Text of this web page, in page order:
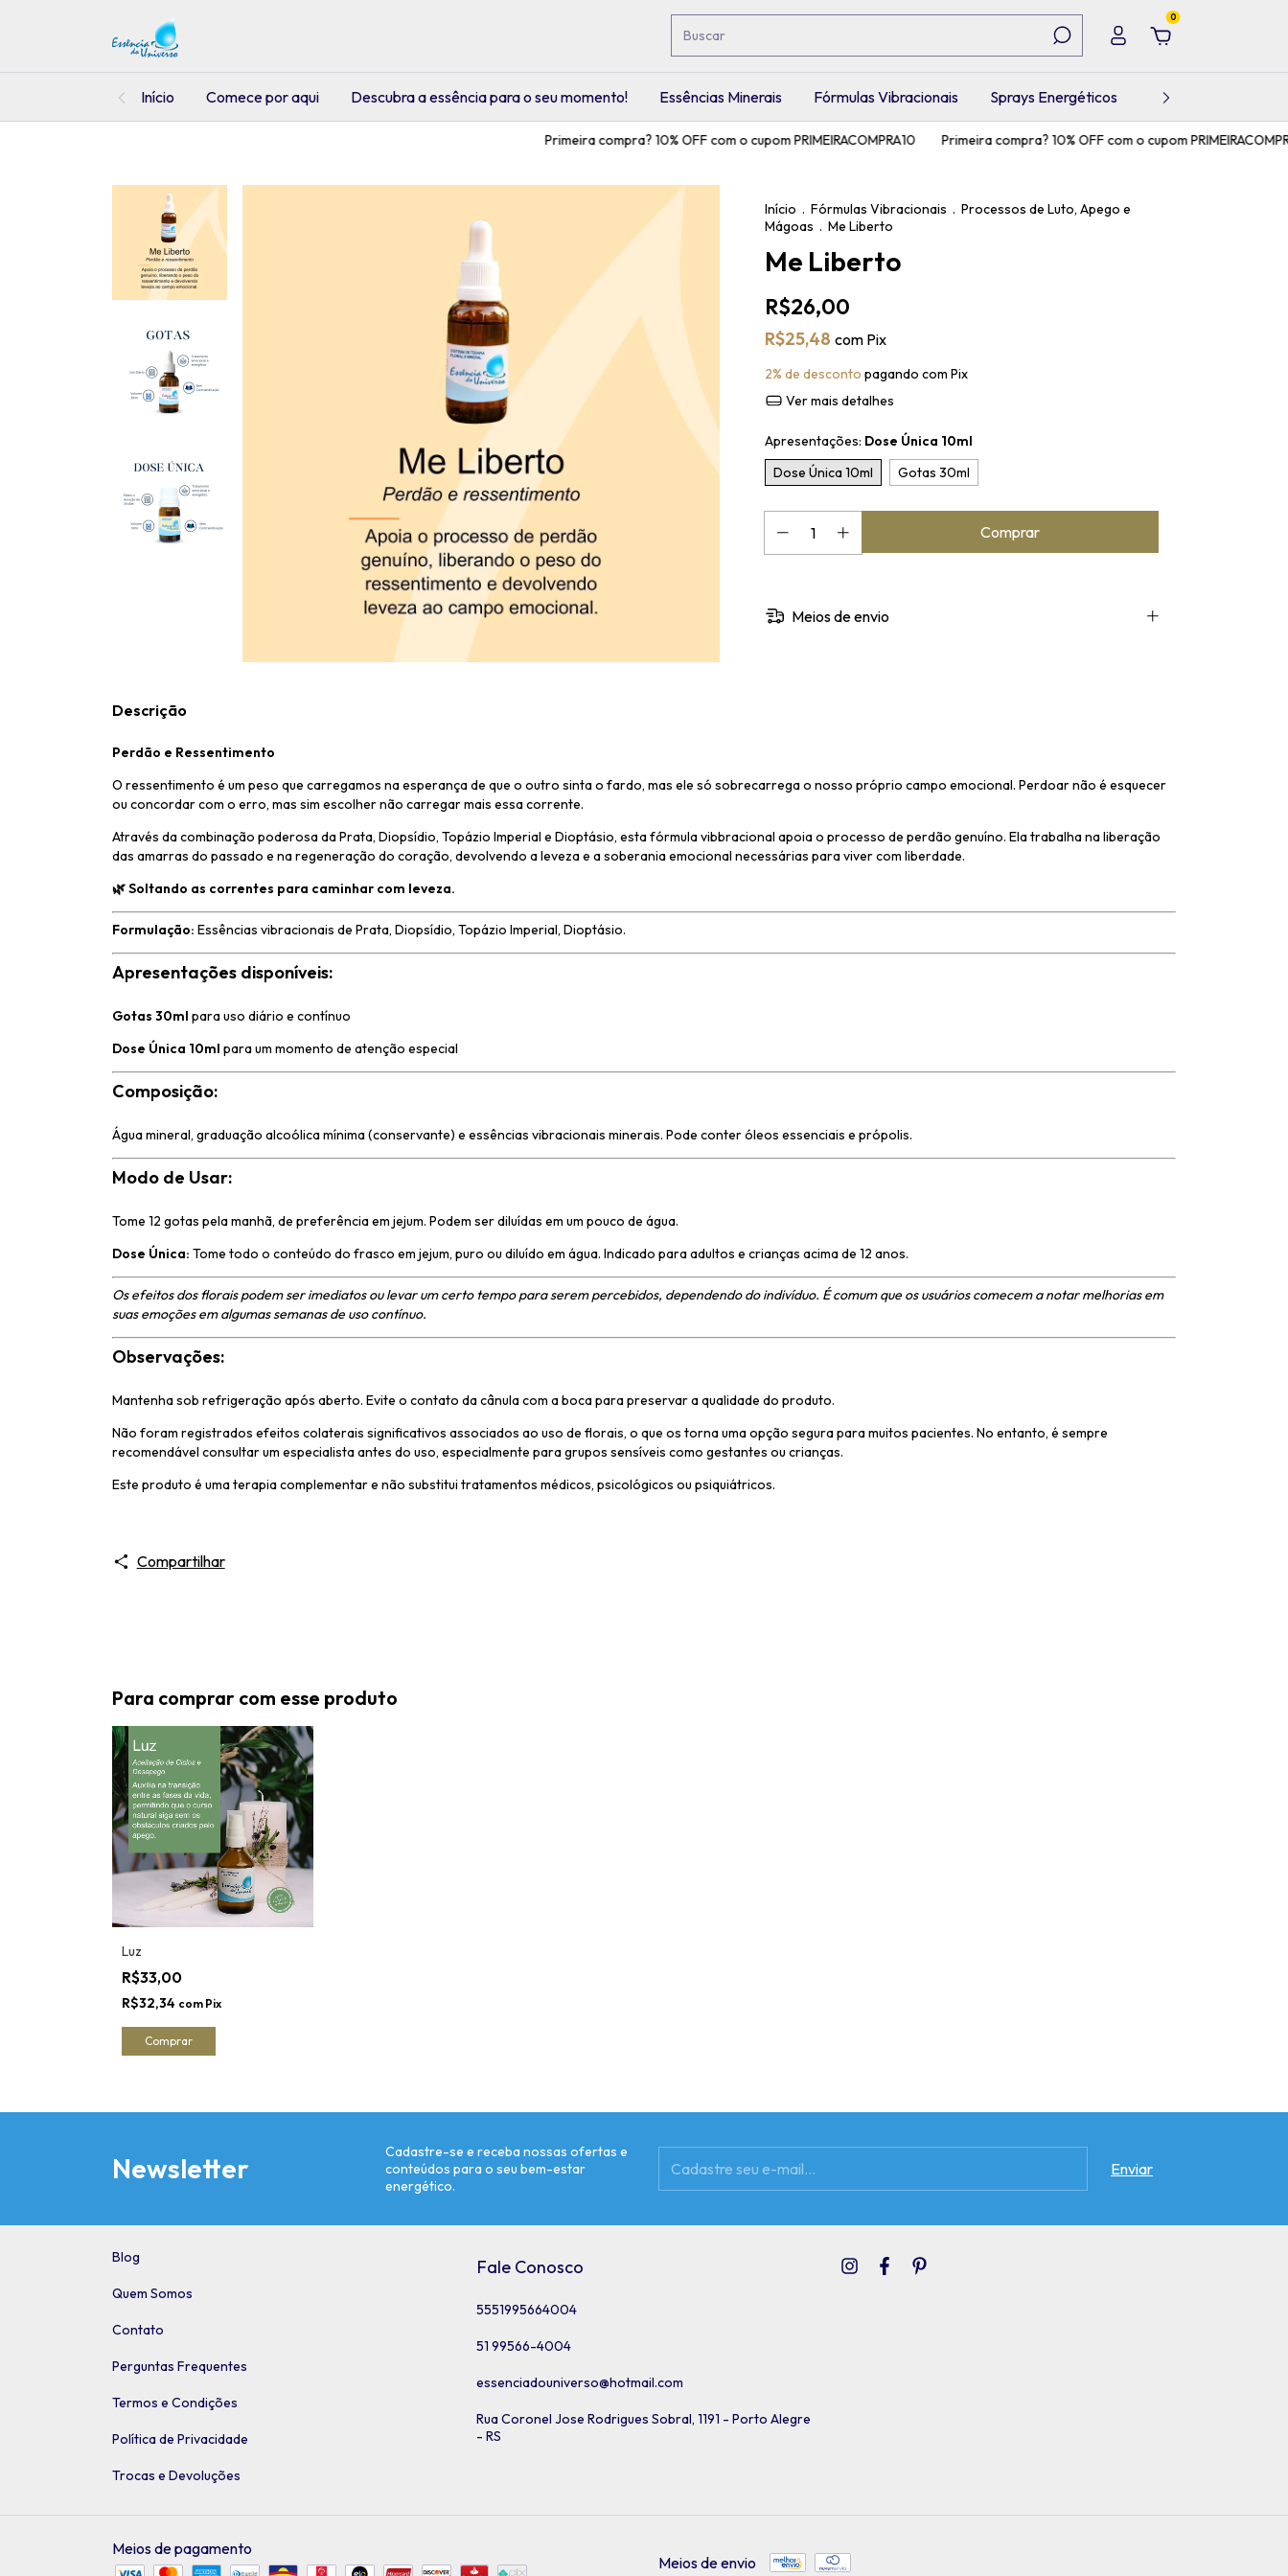
0
Início Comece por aqui Descubra a essência para o seu momento! Essências Minerais Fórmulas Vibracionais Sprays Energéticos Pets
Primeira compra? 10% OFF com o cupom PRIMEIRACOMPRA10 Primeira compra? 10% OFF com o cupom
Início . Fórmulas Vibracionais . Processos de Luto, Apego e
Mágoas . Me Liberto
Me Liberto
R$26,00
R$25,48 com Pix
2% de desconto pagando com Pix
Ver mais detalhes
Apresentações: Dose Única 10ml
Dose Única 10ml
Gotas 30ml
Meios de envio
Descrição
Perdão e Ressentimento
O ressentimento é um peso que carregamos na esperança de que o outro sinta o fardo, mas ele só sobrecarrega o nosso próprio campo emocional. Perdoar não é esquecer
ou concordar com o erro, mas sim escolher não carregar mais essa corrente.
Através da combinação poderosa da Prata, Diopsídio, Topázio Imperial e Dioptásio, esta fórmula vibbracional apoia o processo de perdão genuíno. Ela trabalha na liberação
das amarras do passado e na regeneração do coração, devolvendo a leveza e a soberania emocional necessárias para viver com liberdade.
🌿 Soltando as correntes para caminhar com leveza.
Formulação: Essências vibracionais de Prata, Diopsídio, Topázio Imperial, Dioptásio.
Apresentações disponíveis:
Gotas 30ml para uso diário e contínuo
Dose Única 10ml para um momento de atenção especial
Composição:
Água mineral, graduação alcoólica mínima (conservante) e essências vibracionais minerais. Pode conter óleos essenciais e própolis.
Modo de Usar:
Tome 12 gotas pela manhã, de preferência em jejum. Podem ser diluídas em um pouco de água.
Dose Única: Tome todo o conteúdo do frasco em jejum, puro ou diluído em água. Indicado para adultos e crianças acima de 12 anos.
Os efeitos dos florais podem ser imediatos ou levar um certo tempo para serem percebidos, dependendo do indivíduo. É comum que os usuários comecem a notar melhorias em
suas emoções em algumas semanas de uso contínuo.
Observações:
Mantenha sob refrigeração após aberto. Evite o contato da cânula com a boca para preservar a qualidade do produto.
Não foram registrados efeitos colaterais significativos associados ao uso de florais, o que os torna uma opção segura para muitos pacientes. No entanto, é sempre
recomendável consultar um especialista antes do uso, especialmente para grupos sensíveis como gestantes ou crianças.
Este produto é uma terapia complementar e não substitui tratamentos médicos, psicológicos ou psiquiátricos.
Compartilhar
Para comprar com esse produto
Luz
R$33,00
R$32,34 com Pix
Newsletter
Cadastre-se e receba nossas ofertas e
conteúdos para o seu bem-estar
energético.
Blog
Quem Somos
Contato
Perguntas Frequentes
Termos e Condições
Política de Privacidade
Trocas e Devoluções
Fale Conosco
5551995664004
51 99566-4004
essenciadouniverso@hotmail.com
Rua Coronel Jose Rodrigues Sobral, 1191 - Porto Alegre
- RS
Meios de pagamento
Meios de envio